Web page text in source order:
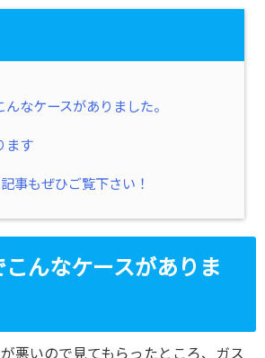
なケースがありました。
ます
事もぜひご覧下さい！
んなケースがありま
悪いので見てもらったところ、ガス